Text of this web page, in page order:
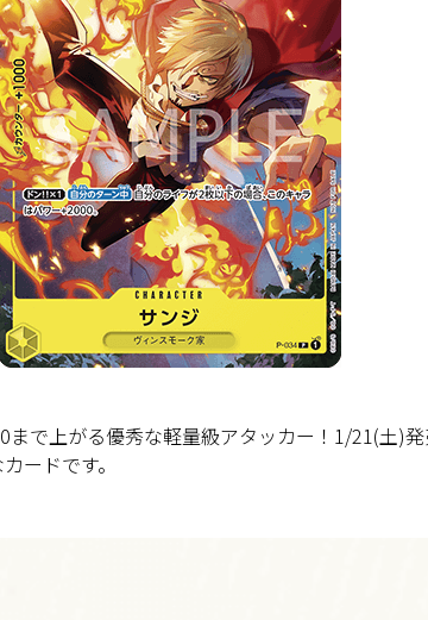
で上がる優秀な軽量級アタッカー！1/21(土)
ードです。